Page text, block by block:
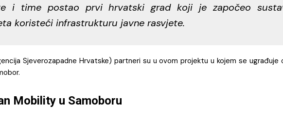
i time postao prvi hrvatski grad koji je započeo
koristeći infrastrukturu javne rasvjete.
Sjeverozapadne Hrvatske) partneri su u ovom projektu u kojem se
Mobility u Samoboru